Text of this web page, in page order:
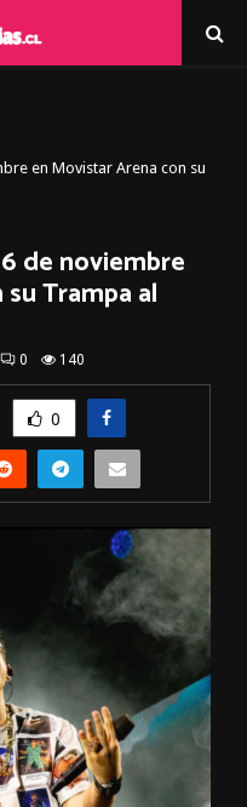
en Movistar Arena con su
de noviembre
Trampa al
0 140
0